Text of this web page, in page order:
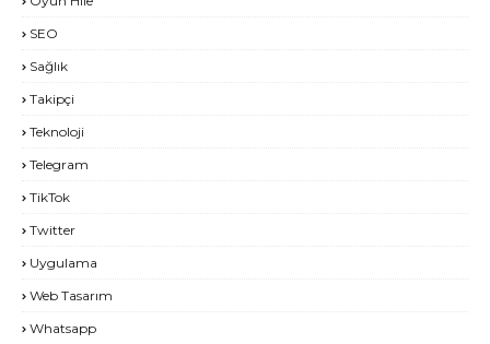
SEO
Sağlık
Takipçi
Teknoloji
Telegram
TikTok
Twitter
Uygulama
Web Tasarım
Whatsapp